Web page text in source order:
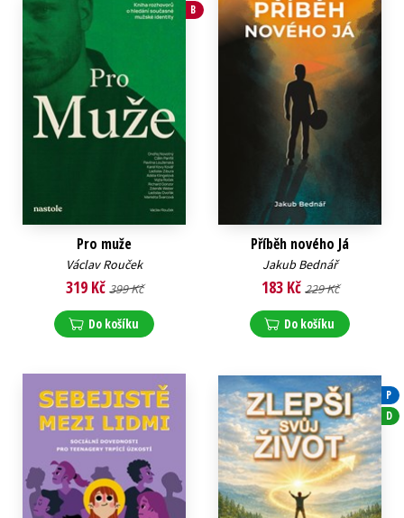
B
Pro muže
Václav Rouček
319 Kč 399 Kč
Do košíku
Příběh nového Já
Jakub Bednář
183 Kč 229 Kč
Do košíku
P
D